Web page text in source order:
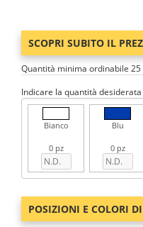
SCOPRI SUBITO IL
Quantità minima ordinabile 25
Indicare la quantità
Bianco
0 pz
Blu
0 pz
POSIZIONI E COLORI